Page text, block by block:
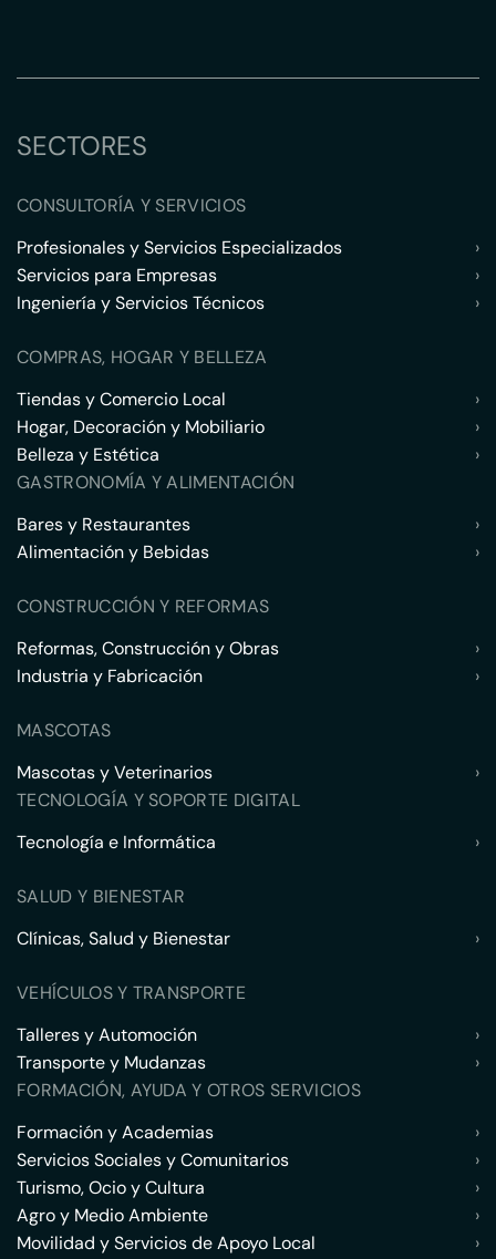
SECTORES
CONSULTORÍA Y SERVICIOS
Profesionales y Servicios Especializados
›
Servicios para Empresas
›
Ingeniería y Servicios Técnicos
›
COMPRAS, HOGAR Y BELLEZA
Tiendas y Comercio Local
›
Hogar, Decoración y Mobiliario
›
Belleza y Estética
›
GASTRONOMÍA Y ALIMENTACIÓN
Bares y Restaurantes
›
Alimentación y Bebidas
›
CONSTRUCCIÓN Y REFORMAS
Reformas, Construcción y Obras
›
Industria y Fabricación
›
MASCOTAS
Mascotas y Veterinarios
›
TECNOLOGÍA Y SOPORTE DIGITAL
Tecnología e Informática
›
SALUD Y BIENESTAR
Clínicas, Salud y Bienestar
›
VEHÍCULOS Y TRANSPORTE
Talleres y Automoción
›
Transporte y Mudanzas
›
FORMACIÓN, AYUDA Y OTROS SERVICIOS
Formación y Academias
›
Servicios Sociales y Comunitarios
›
Turismo, Ocio y Cultura
›
Agro y Medio Ambiente
›
Movilidad y Servicios de Apoyo Local
›